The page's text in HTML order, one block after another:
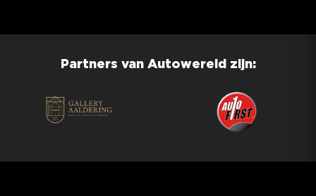
Partners van Autowereld zijn: